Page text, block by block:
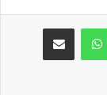
واتساب مشاركة عبر البريد